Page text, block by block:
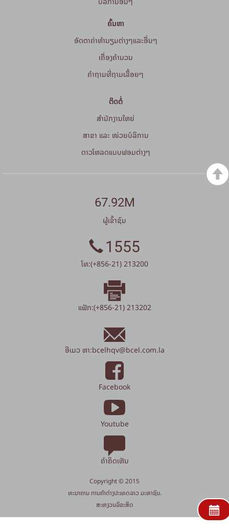
ຄົ້ນຫາ
ອັດຕາຄ່າທຳນຽມຕ່າງໆແລະອື່ນໆ
ເຄື່ອງຄຳນວນ
ຄໍາຖາມທີ່ຖາມເລື້ອຍໆ
ຕິດຕໍ່
ສໍານັກງານໃຫຍ່
ສາຂາ ແລະ ໜ່ວຍບໍລິການ
ດາວໂຫລດແບບຟອມຕ່າງໆ
67.92M
ຜູ້ເຂົ້າຊົມ
1555
ໂທ:(+856-21) 213200
ແຟັກ:(+856-21) 213202
ອີເມວ ຫາ:bcelhqv@bcel.com.la
Facebook
Youtube
ຄຳຄິດເຫັນ
Copyright © 2015
​ທະນາຄານ ການຄ້າຕ່າງປະເທດລາວ ມະຫາຊົນ.
​ສະ​ຫງວນ​ລິ​ຂະ​ສິດ